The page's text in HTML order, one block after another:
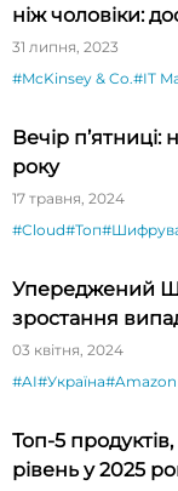
ніж чоловіки:
31 липня, 2023
#McKinsey & Co.#IT
Вечір
року
17 травня, 2024
#Cloud#Топ
Упереджений
зростання
03 квітня, 2024
#AI#Україна#Amazon
Топ-5
рівень у 2025